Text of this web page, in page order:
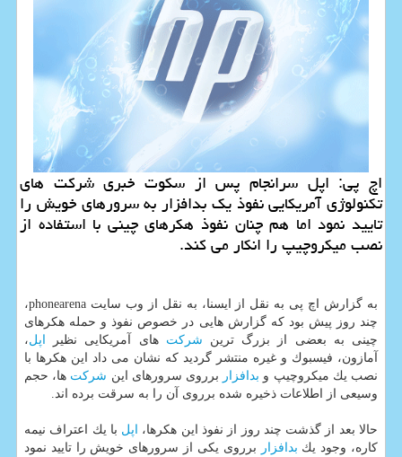
اچ پی: اپل سرانجام پس از سكوت خبری شركت های
تكنولوژی آمریكایی نفوذ یك بدافزار به سرورهای خویش را
تایید نمود اما هم چنان نفوذ هكرهای چینی با استفاده از
نصب میكروچیپ را انكار می كند.
به گزارش اچ پی به نقل از ایسنا، به نقل از وب سایت phonearena،
چند روز پیش بود كه گزارش هایی در خصوص نفوذ و حمله هكرهای
چینی به بعضی از بزرگ ترین شركت های آمریكایی نظیر اپل،
آمازون، فیسبوك و غیره منتشر گردید كه نشان می داد این هكرها با
نصب یك میكروچیپ و بدافزار برروی سرورهای این شركت ها، حجم
وسیعی از اطلاعات ذخیره شده برروی آن را به سرقت برده اند.
حالا بعد از گذشت چند روز از نفوذ این هكرها، اپل با یك اعتراف نیمه
كاره، وجود یك بدافزار
برروی یكی از سرورهای خویش را تایید نمود